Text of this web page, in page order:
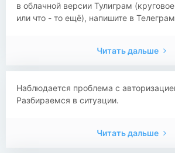
в облачной версии Тулиграм
или что - то ещё), напишите в
Читать дальше
Наблюдается проблема с
Разбираемся в ситуации.
Читать дальше